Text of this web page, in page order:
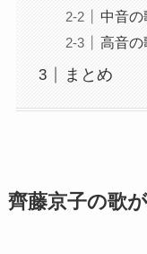
中音の
高音の
まとめ
齊藤京子の歌